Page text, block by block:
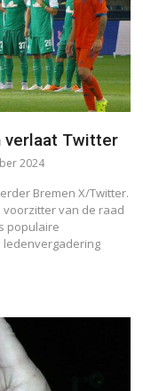
verlaat Twitter
2024
Bremen X/Twitter.
voorzitter van de raad
populaire